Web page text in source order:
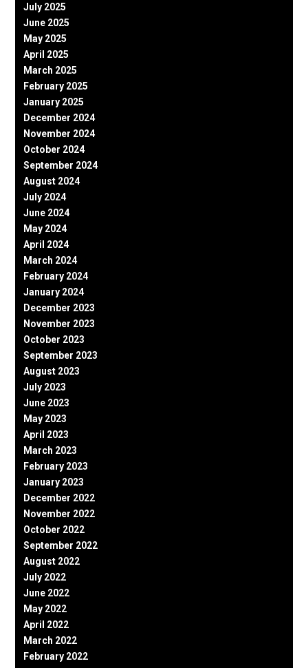
July 2025
June 2025
May 2025
April 2025
March 2025
February 2025
January 2025
December 2024
November 2024
October 2024
September 2024
August 2024
July 2024
June 2024
May 2024
April 2024
March 2024
February 2024
January 2024
December 2023
November 2023
October 2023
September 2023
August 2023
July 2023
June 2023
May 2023
April 2023
March 2023
February 2023
January 2023
December 2022
November 2022
October 2022
September 2022
August 2022
July 2022
June 2022
May 2022
April 2022
March 2022
February 2022